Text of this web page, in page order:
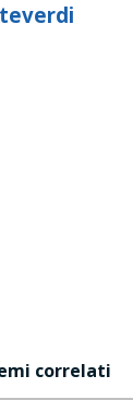
correlati